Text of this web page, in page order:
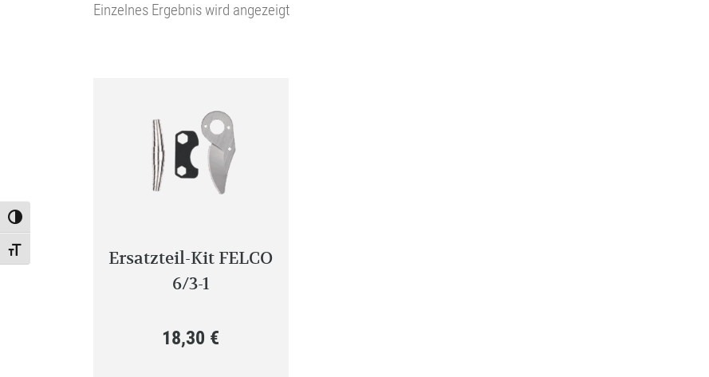
Toggle High Contrast
Toggle Font size
Einzelnes Ergebnis wird angezeigt
Ersatzteil-Kit FELCO
6/3-1
18,30 €